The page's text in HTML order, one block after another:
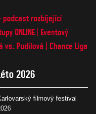
podcast rozbíjející
ONLINE
Eventový
vs. Pudilová
Chance Liga
2026
filmový festival